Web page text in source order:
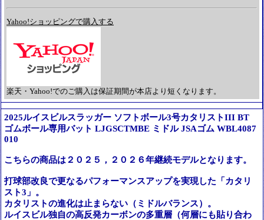
Yahoo!ショッピングで購入する
楽天・Yahoo!でのご購入は保証期間が本店より短くなります。
2025ルイスビルスラッガー ソフトボール3号カタリストIII BT
ゴムボール専用バット LJGSCTMBE ミドル JSAゴム WBL4087
010
こちらの商品は２０２５，２０２６年継続モデルとなります。
打球部改良で更なるパフォーマンスアップを実現した「カタリ
スト3」。
カタリストの進化は止まらない（ミドルバランス）。
ルイスビル独自の高反発カーボンの多重層（何層にも貼り合わ